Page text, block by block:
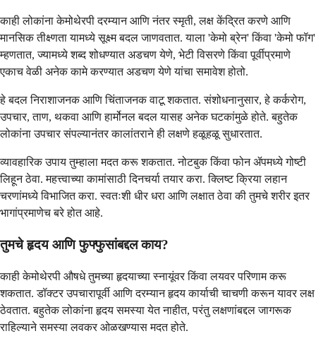
काही लोकांना केमोथेरपी दरम्यान आणि नंतर स्मृती, लक्ष केंद्रित करणे आणि
मानसिक तीक्ष्णता यामध्ये सूक्ष्म बदल जाणवतात. याला 'केमो ब्रेन' किंवा 'केमो फॉग'
म्हणतात, ज्यामध्ये शब्द शोधण्यात अडचण येणे, भेटी विसरणे किंवा पूर्वीप्रमाणे
एकाच वेळी अनेक कामे करण्यात अडचण येणे यांचा समावेश होतो.
हे बदल निराशाजनक आणि चिंताजनक वाटू शकतात. संशोधनानुसार, हे कर्करोग,
उपचार, ताण, थकवा आणि हार्मोनल बदल यासह अनेक घटकांमुळे होते. बहुतेक
लोकांना उपचार संपल्यानंतर कालांतराने ही लक्षणे हळूहळू सुधारतात.
व्यावहारिक उपाय तुम्हाला मदत करू शकतात. नोटबुक किंवा फोन ॲपमध्ये गोष्टी
लिहून ठेवा. महत्त्वाच्या कामांसाठी दिनचर्या तयार करा. क्लिष्ट क्रिया लहान
चरणांमध्ये विभाजित करा. स्वतःशी धीर धरा आणि लक्षात ठेवा की तुमचे शरीर इतर
भागांप्रमाणेच बरे होत आहे.
तुमचे हृदय आणि फुफ्फुसांबद्दल काय?
काही केमोथेरपी औषधे तुमच्या हृदयाच्या स्नायूंवर किंवा लयवर परिणाम करू
शकतात. डॉक्टर उपचारापूर्वी आणि दरम्यान हृदय कार्याची चाचणी करून यावर लक्ष
ठेवतात. बहुतेक लोकांना हृदय समस्या येत नाहीत, परंतु लक्षणांबद्दल जागरूक
राहिल्याने समस्या लवकर ओळखण्यास मदत होते.